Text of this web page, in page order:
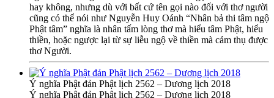
hay không, nhưng dù với bất cứ tên gọi nào đối với thơ người
cũng có thể nói như Nguyễn Huy Oánh “Nhân bả thi tâm ngộ
Phật tâm” nghĩa là nhân tấm lòng thơ mà hiểu tâm Phật, hiểu
thiền, hoặc ngược lại từ sự liễu ngộ về thiền mà cảm thụ được
thơ Người.
Ý nghĩa Phật đản Phật lịch 2562 – Dương lịch 2018
Ý nghĩa Phật đản Phật lịch 2562 – Dương lịch 2018